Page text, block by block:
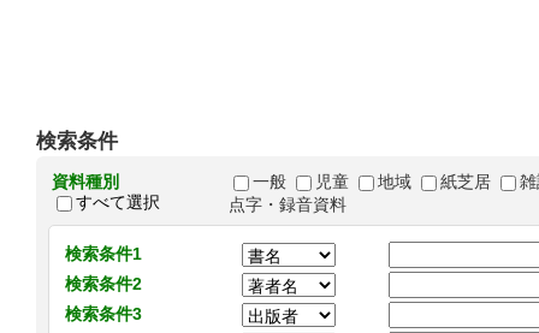
検索条件
資料種別
すべて選択
一般 児童 地域 紙芝居
点字・録音資料
検索条件1
検索条件2
検索条件3